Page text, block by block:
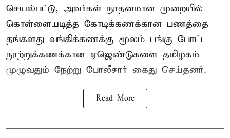
செயல்பட்டு, அவர்கள் நூதனமான முறையில்
கொள்ளையடித்த கோடிக்கணக்கான பணத்தை
தங்களது வங்கிக்கணக்கு மூலம் பங்கு போட்ட
நூற்றுக்கணக்கான ஏஜெண்டுகளை தமிழகம்
முழுவதும் நேற்று போலீசார் கைது செய்தனர்.
Read More